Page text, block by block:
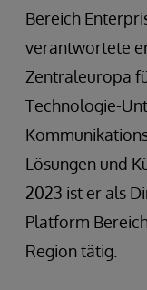
Bereich
verantwortete
Zentraleuropa
Technologie-
Lösungen und
2023 ist er als
Platform
Region tätig.